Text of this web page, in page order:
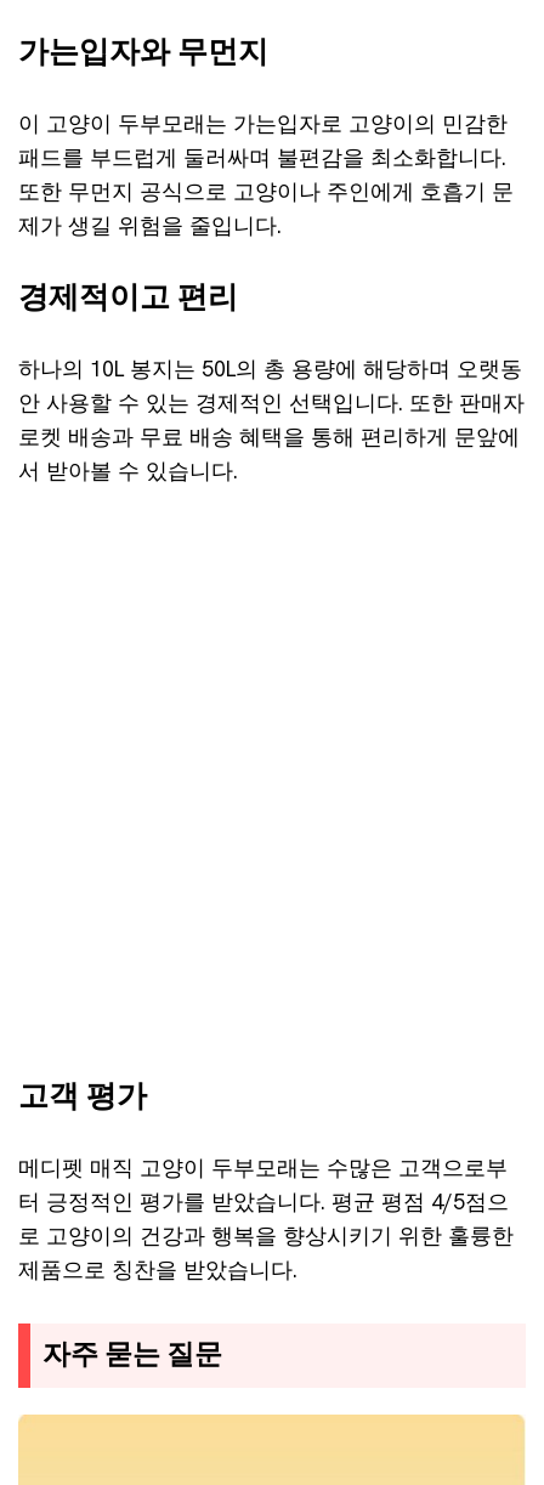
가는입자와 무먼지
이 고양이 두부모래는 가는입자로 고양이의 민감한
패드를 부드럽게 둘러싸며 불편감을 최소화합니다.
또한 무먼지 공식으로 고양이나 주인에게 호흡기 문
제가 생길 위험을 줄입니다.
경제적이고 편리
하나의 10L 봉지는 50L의 총 용량에 해당하며 오랫동
안 사용할 수 있는 경제적인 선택입니다. 또한 판매자
로켓 배송과 무료 배송 혜택을 통해 편리하게 문앞에
서 받아볼 수 있습니다.
고객 평가
메디펫 매직 고양이 두부모래는 수많은 고객으로부
터 긍정적인 평가를 받았습니다. 평균 평점 4/5점으
로 고양이의 건강과 행복을 향상시키기 위한 훌륭한
제품으로 칭찬을 받았습니다.
자주 묻는 질문